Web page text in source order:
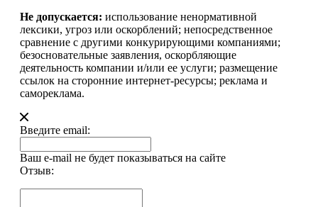
Не допускается: использование ненормативной
лексики, угроз или оскорблений; непосредственное
сравнение с другими конкурирующими компаниями;
безосновательные заявления, оскорбляющие
деятельность компании и/или ее услуги; размещение
ссылок на сторонние интернет-ресурсы; реклама и
самореклама.
Введите email:
Ваш e-mail не будет показываться на сайте
Отзыв: